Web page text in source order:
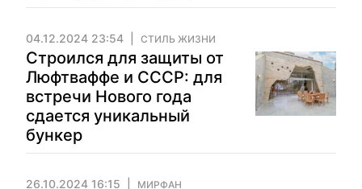
04.12.2024 23:54 СТИЛЬ ЖИЗНИ
Строился для защиты от
Люфтваффе и СССР: для
встречи Нового года
сдается уникальный
бункер
26.10.2024 16:15 МИРФАН